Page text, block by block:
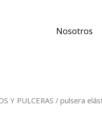
Nosotros
Y PULCERAS / pulsera
medalla